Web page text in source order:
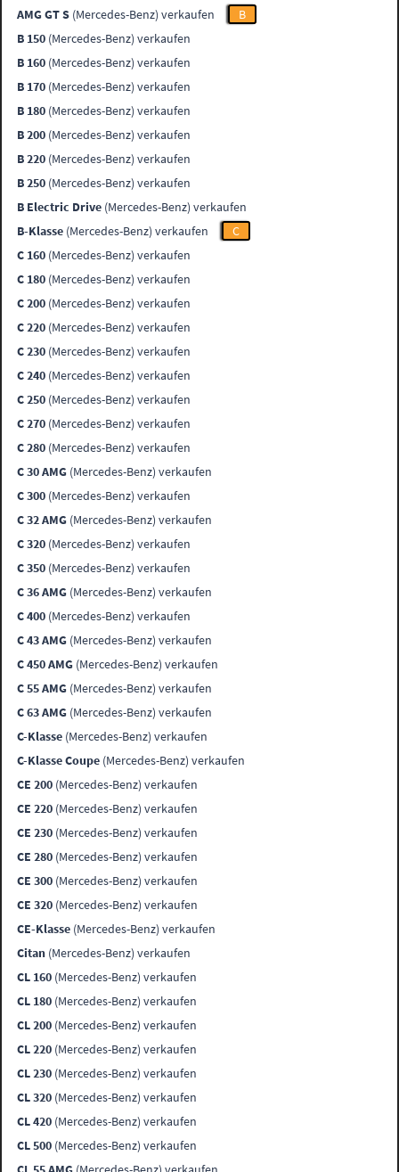
AMG GT S (Mercedes-Benz) verkaufen
B
B 150 (Mercedes-Benz) verkaufen
B 160 (Mercedes-Benz) verkaufen
B 170 (Mercedes-Benz) verkaufen
B 180 (Mercedes-Benz) verkaufen
B 200 (Mercedes-Benz) verkaufen
B 220 (Mercedes-Benz) verkaufen
B 250 (Mercedes-Benz) verkaufen
B Electric Drive (Mercedes-Benz) verkaufen
B-Klasse (Mercedes-Benz) verkaufen
C
C 160 (Mercedes-Benz) verkaufen
C 180 (Mercedes-Benz) verkaufen
C 200 (Mercedes-Benz) verkaufen
C 220 (Mercedes-Benz) verkaufen
C 230 (Mercedes-Benz) verkaufen
C 240 (Mercedes-Benz) verkaufen
C 250 (Mercedes-Benz) verkaufen
C 270 (Mercedes-Benz) verkaufen
C 280 (Mercedes-Benz) verkaufen
C 30 AMG (Mercedes-Benz) verkaufen
C 300 (Mercedes-Benz) verkaufen
C 32 AMG (Mercedes-Benz) verkaufen
C 320 (Mercedes-Benz) verkaufen
C 350 (Mercedes-Benz) verkaufen
C 36 AMG (Mercedes-Benz) verkaufen
C 400 (Mercedes-Benz) verkaufen
C 43 AMG (Mercedes-Benz) verkaufen
C 450 AMG (Mercedes-Benz) verkaufen
C 55 AMG (Mercedes-Benz) verkaufen
C 63 AMG (Mercedes-Benz) verkaufen
C-Klasse (Mercedes-Benz) verkaufen
C-Klasse Coupe (Mercedes-Benz) verkaufen
CE 200 (Mercedes-Benz) verkaufen
CE 220 (Mercedes-Benz) verkaufen
CE 230 (Mercedes-Benz) verkaufen
CE 280 (Mercedes-Benz) verkaufen
CE 300 (Mercedes-Benz) verkaufen
CE 320 (Mercedes-Benz) verkaufen
CE-Klasse (Mercedes-Benz) verkaufen
Citan (Mercedes-Benz) verkaufen
CL 160 (Mercedes-Benz) verkaufen
CL 180 (Mercedes-Benz) verkaufen
CL 200 (Mercedes-Benz) verkaufen
CL 220 (Mercedes-Benz) verkaufen
CL 230 (Mercedes-Benz) verkaufen
CL 320 (Mercedes-Benz) verkaufen
CL 420 (Mercedes-Benz) verkaufen
CL 500 (Mercedes-Benz) verkaufen